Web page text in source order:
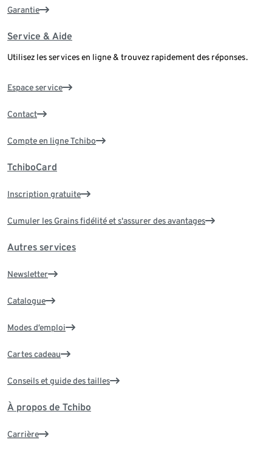
Garantie
Service & Aide
Utilisez les services en ligne & trouvez rapidement des réponses.
Espace service
Contact
Compte en ligne Tchibo
TchiboCard
Inscription gratuite
Cumuler les Grains fidélité et s'assurer des avantages
Autres services
Newsletter
Catalogue
Modes d’emploi
Cartes cadeau
Conseils et guide des tailles
À propos de Tchibo
Carrière